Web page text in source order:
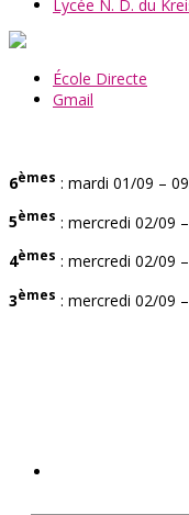
Lycée N. D. du
École Directe
Gmail
6èmes : mardi 01/09 –
5èmes : mercredi 02/09
4èmes : mercredi 02/09
3èmes : mercredi 02/09